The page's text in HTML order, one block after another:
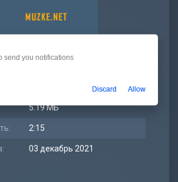
5.19 МБ
2:15
03 декабрь 2021
send you notifications
Discard Allow